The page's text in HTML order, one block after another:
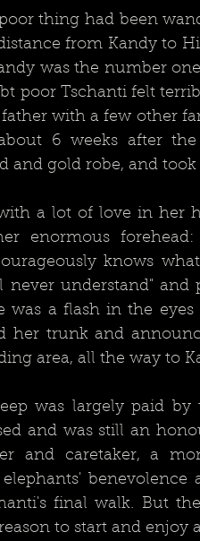
thing had been
from Kandy to
was the number
poor Tschanti felt
father with a few other
6 weeks after the
a lot of love in her
enormous
knows
never understand" and
was a flash in the
her trunk and
area, all the way to
was largely paid
and was still an
and caretaker, a
final walk. But
to start and